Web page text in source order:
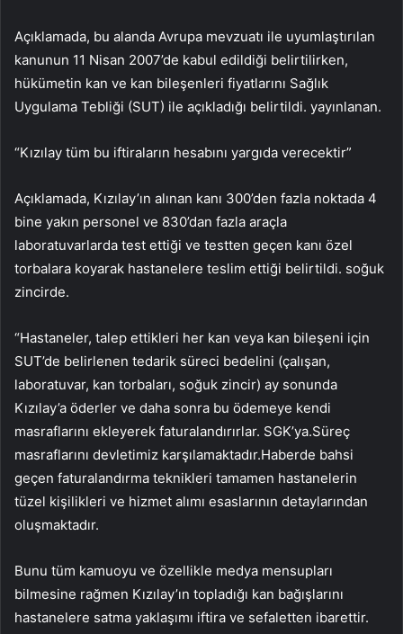
Açıklamada, bu alanda Avrupa mevzuatı ile uyumlaştırılan
kanunun 11 Nisan 2007’de kabul edildiği belirtilirken,
hükümetin kan ve kan bileşenleri fiyatlarını Sağlık
Uygulama Tebliği (SUT) ile açıkladığı belirtildi. yayınlanan.
“Kızılay tüm bu iftiraların hesabını yargıda verecektir”
Açıklamada, Kızılay’ın alınan kanı 300’den fazla noktada 4
bine yakın personel ve 830’dan fazla araçla
laboratuvarlarda test ettiği ve testten geçen kanı özel
torbalara koyarak hastanelere teslim ettiği belirtildi. soğuk
zincirde.
“Hastaneler, talep ettikleri her kan veya kan bileşeni için
SUT’de belirlenen tedarik süreci bedelini (çalışan,
laboratuvar, kan torbaları, soğuk zincir) ay sonunda
Kızılay’a öderler ve daha sonra bu ödemeye kendi
masraflarını ekleyerek faturalandırırlar. SGK’ya.Süreç
masraflarını devletimiz karşılamaktadır.Haberde bahsi
geçen faturalandırma teknikleri tamamen hastanelerin
tüzel kişilikleri ve hizmet alımı esaslarının detaylarından
oluşmaktadır.
Bunu tüm kamuoyu ve özellikle medya mensupları
bilmesine rağmen Kızılay’ın topladığı kan bağışlarını
hastanelere satma yaklaşımı iftira ve sefaletten ibarettir.